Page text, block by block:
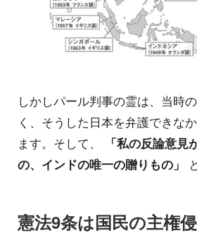
しかしパール判事の霊は、当時
く、そうした日本を弁護できな
ます。そして、
「私の反論意見
の、インドの唯一の贈りもの」
憲法9条は国民の主権